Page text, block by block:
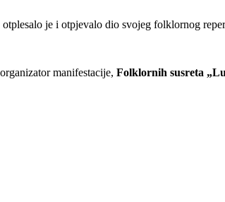
je i otpjevalo dio svojeg folklornog
manifestacije, Folklornih susreta